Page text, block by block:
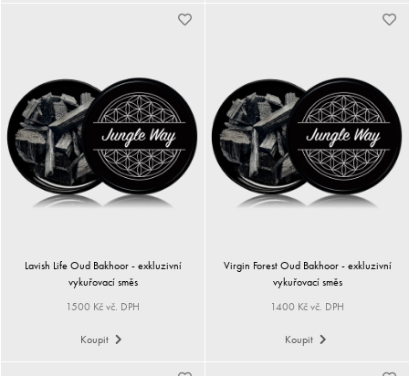
Lavish Life Oud Bakhoor - exkluzivní
vykuřovací směs
1500 Kč vč. DPH
Koupit
Virgin Forest Oud Bakhoor - exkluzivní
vykuřovací směs
1400 Kč vč. DPH
Koupit